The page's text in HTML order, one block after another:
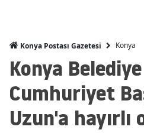
Konya Postası Gazetesi Konya
Konya
Cumhuriyet
Uzun'a hayırlı